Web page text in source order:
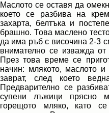
Маслото се оставя да
което се разбива на
захарта, белтъка и
брашно. Това маслено
да има ръб с височина 2-3
внимателно се изважда
През това време се
начин: млякото, маслото
заврат, след което
Предварително се
супени лъжици прясно
горещото мляко, като